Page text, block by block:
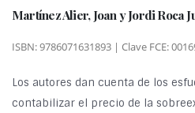
Martínez Alier, Joan y Jordi Roca
ISBN: 9786071631893 | Clave FCE:
Los autores dan cuenta de los
contabilizar el precio de la